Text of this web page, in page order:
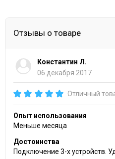
Отзывы о товаре
Константин Л.
06 декабря 2017
Отличный
Опыт использования
Меньше месяца
Достоинства
Подключение 3-х устройств.